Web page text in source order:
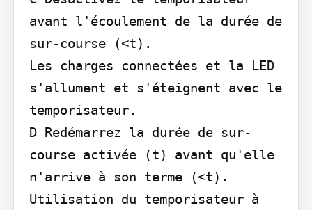
avant l'écoulement de la durée de
sur-course (<t).
Les charges connectées et la LED
s'allument et s'éteignent avec le
temporisateur.
D Redémarrez la durée de sur-
course activée (t) avant qu'elle
n'arrive à son terme (<t).
Utilisation du temporisateur à